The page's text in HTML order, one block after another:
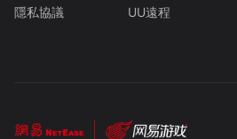
隱私協議 UU遠程